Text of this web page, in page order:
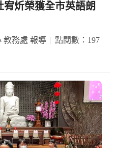
炘榮獲全市英語朗
教務處 報導
點閱數：197